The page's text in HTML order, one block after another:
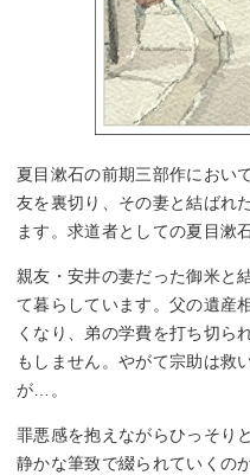
夏目漱石の前期三部作におい
友を裏切り、その妻と結ばれ
ます。求道者としての夏目漱
親友・安井の妻だった御米と
て暮らしています。父の遺産
くなり、弟の学費を打ち切ら
もしません。やがて宗助は救
が…。
罪悪感を抱えながらひっそり
静かな筆致で綴られていくの